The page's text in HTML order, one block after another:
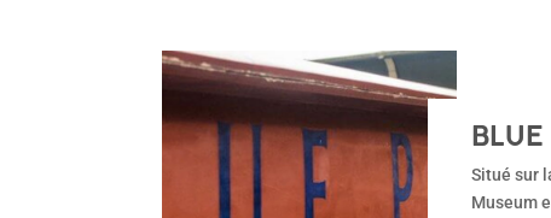
Situé sur
Museum